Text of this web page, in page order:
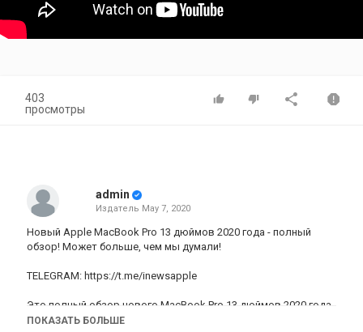
403
просмотры
admin
Издатель May 7, 2020
Новый Apple MacBook Pro 13 дюймов 2020 года - полный
обзор! Может больше, чем мы думали!
TELEGRAM: https://t.me/inewsapple
Это полный обзор нового MacBook Pro 13 дюймов 2020 года
от Apple .После полного просмотра вы узнаете какой у
ПОКАЗАТЬ БОЛЬШЕ